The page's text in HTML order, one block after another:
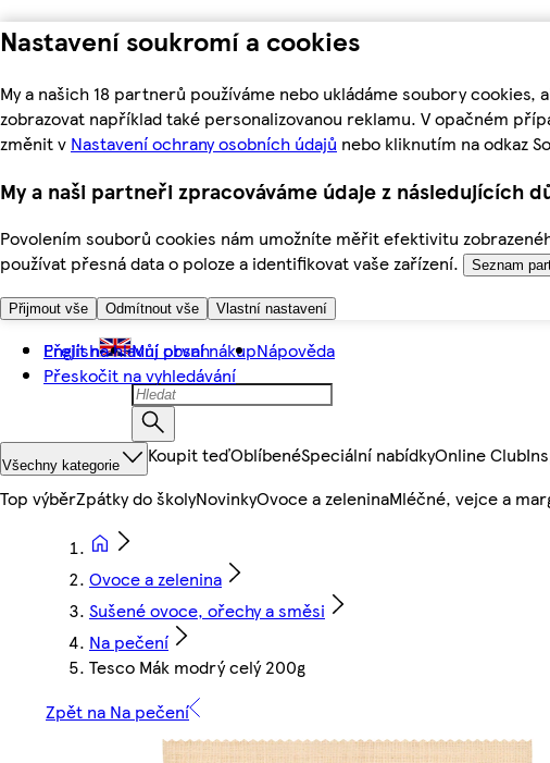
Nastavení soukromí a cookies
My a našich 18 partnerů používáme nebo ukládáme soubory
zobrazovat například také personalizovanou reklamu. V opačném
změnit v Nastavení ochrany osobních údajů nebo kliknutím na odkaz
My a naši partneři zpracováváme údaje z následujících
Povolením souborů cookies nám umožníte měřit efektivitu
používat přesná data o poloze a identifikovat vaše zařízení.
Seznam
Přijmout vše Odmítnout vše Vlastní nastavení
Přejít na hlavní obsah
Přeskočit na vyhledávání
English Můj první nákupNápověda
Všechny kategorie Koupit teďOblíbenéSpeciální nabídkyOnline Club
Top výběrZpátky do školyNovinkyOvoce a zeleninaMléčné, vejce a
Ovoce a zelenina
Sušené ovoce, ořechy a směsi
Na pečení
Tesco Mák modrý celý 200g
Zpět na Na pečení